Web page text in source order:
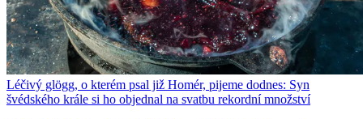
Léčivý glögg, o kterém psal již Homér, pijeme dodnes: Syn
švédského krále si ho objednal na svatbu rekordní množství